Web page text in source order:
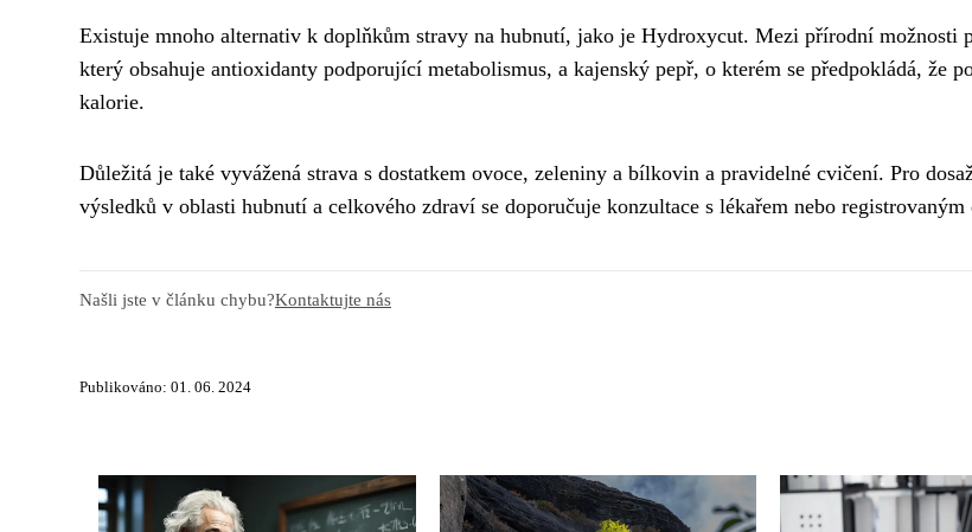
Existuje mnoho alternativ k doplňkům stravy na hubnutí, jako je Hydroxycut. Mezi přírodní možnosti
který obsahuje antioxidanty podporující metabolismus, a kajenský pepř, o kterém se předpokládá, že
kalorie.
Důležitá je také vyvážená strava s dostatkem ovoce, zeleniny a bílkovin a pravidelné cvičení. Pro
výsledků v oblasti hubnutí a celkového zdraví se doporučuje konzultace s lékařem nebo registrovaným
Našli jste v článku chybu?Kontaktujte nás
Publikováno: 01. 06. 2024